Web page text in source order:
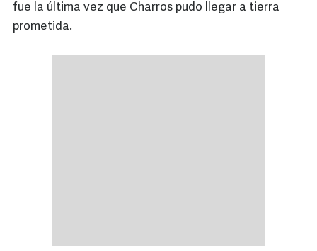
fue la última vez que Charros pudo llegar a tierra
prometida.